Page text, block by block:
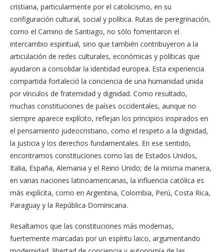
cristiana, particularmente por el catolicismo, en su
configuración cultural, social y política. Rutas de peregrinación,
como el Camino de Santiago, no sólo fomentaron el
intercambio espiritual, sino que también contribuyeron a la
articulación de redes culturales, económicas y políticas que
ayudaron a consolidar la identidad europea. Esta experiencia
compartida fortaleció la conciencia de una humanidad unida
por vínculos de fraternidad y dignidad. Como resultado,
muchas constituciones de países occidentales, aunque no
siempre aparece explícito, reflejan los principios inspirados en
el pensamiento judeocristiano, como el respeto a la dignidad,
la justicia y los derechos fundamentales. En ese sentido,
encontramos constituciones como las de Estados Unidos,
Italia, España, Alemania y el Reino Unido; de la misma manera,
en varias naciones latinoamericanas, la influencia católica es
más explícita, como en Argentina, Colombia, Perú, Costa Rica,
Paraguay y la República Dominicana.
Resaltamos que las constituciones más modernas,
fuertemente marcadas por un espíritu laico, argumentando